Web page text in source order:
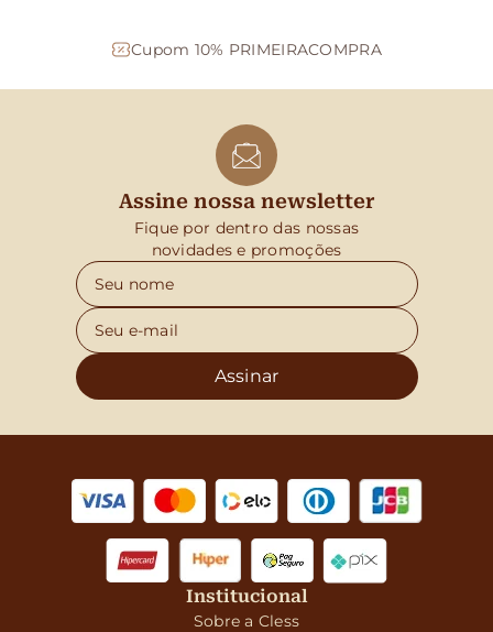
Cupom 10% PRIMEIRACOMPRA
Assine nossa newsletter
Fique por dentro das nossas
novidades e promoções
Assinar
Institucional
Sobre a Cless